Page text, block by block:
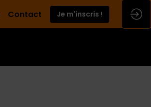
Contact Je m'inscris !